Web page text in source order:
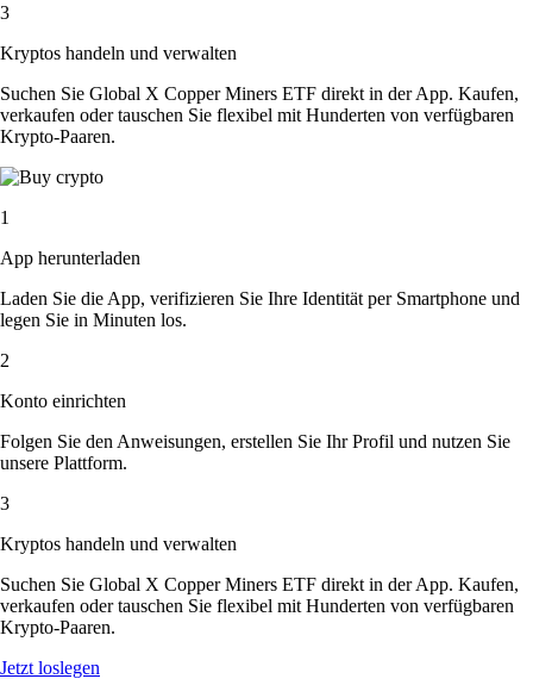
3
Kryptos handeln und verwalten
Suchen Sie Global X Copper Miners ETF direkt in der App. Kaufen,
verkaufen oder tauschen Sie flexibel mit Hunderten von verfügbaren
Krypto-Paaren.
1
App herunterladen
Laden Sie die App, verifizieren Sie Ihre Identität per Smartphone und
legen Sie in Minuten los.
2
Konto einrichten
Folgen Sie den Anweisungen, erstellen Sie Ihr Profil und nutzen Sie
unsere Plattform.
3
Kryptos handeln und verwalten
Suchen Sie Global X Copper Miners ETF direkt in der App. Kaufen,
verkaufen oder tauschen Sie flexibel mit Hunderten von verfügbaren
Krypto-Paaren.
Jetzt loslegen